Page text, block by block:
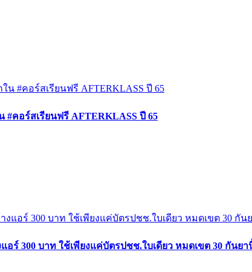
#คอร์สเรียนฟรี AFTERKLASS ปี 65
ร์ 300 บาท ใช้เพียงแค่บัตรปชช.ใบเดียว หมดเขต 30 กันยา